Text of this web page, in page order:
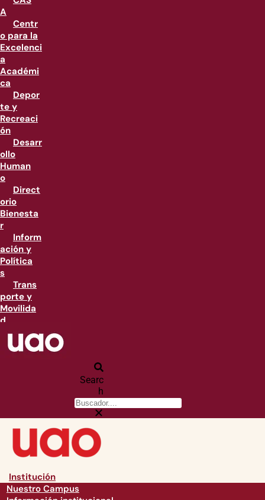
A
Centr
o para la
Excelenci
a
Académi
ca
Depor
te y
Recreaci
ón
Desarr
ollo
Human
o
Direct
orio
Bienesta
r
Inform
ación y
Política
s
Trans
porte y
Movilida
d
Searc
h
Institución
Nuestro Campus